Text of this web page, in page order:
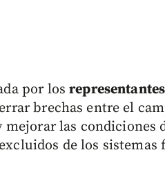
por los
brechas entre el
las condiciones
de los sistemas